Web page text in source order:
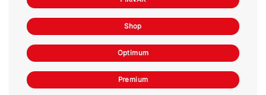
Shop
Optimum
Premium